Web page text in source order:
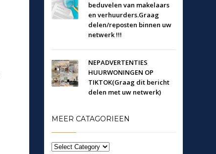
beduvelen van makelaars
en verhuurders.Graag
delen/reposten binnen uw
netwerk !!!
NEPADVERTENTIES
HUURWONINGEN OP
TIKTOK(Graag dit bericht
delen met uw netwerk)
MEER CATAGORIEEN